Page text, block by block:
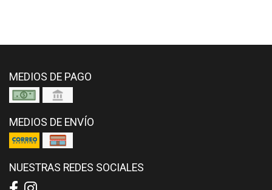
MEDIOS DE PAGO
MEDIOS DE ENVÍO
NUESTRAS REDES SOCIALES